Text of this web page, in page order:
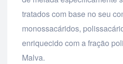
tratados com base no seu
monossacáridos,
enriquecido com a fração
Malva.